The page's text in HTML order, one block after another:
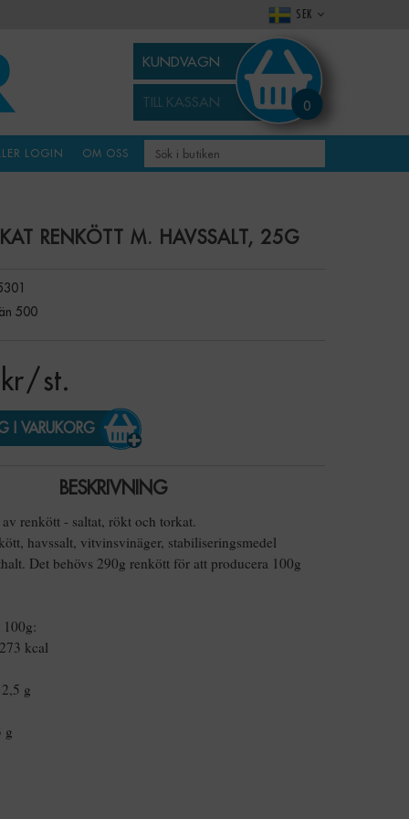
KUNDVAGN
0
TILL KASSAN
OM OSS
LOGIN
SEK
RENKÖTT M. HAVSSALT, 25G
500
kr/ st.
I VARUKORG
BESKRIVNING
renkött - saltat, rökt och torkat.
havssalt, vitvinsvinäger, stabiliseringsmedel
Det behövs 290g renkött för att producera 100g
kcal
g
g